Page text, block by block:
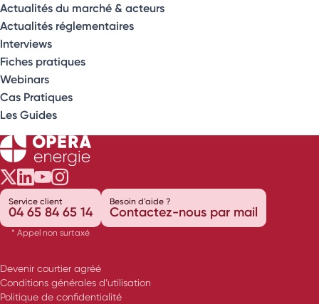
Actualités du marché & acteurs
Actualités réglementaires
Interviews
Fiches pratiques
Webinars
Cas Pratiques
Les Guides
Opéra Énergie sur Twitter
Opéra Énergie sur LinkedIn
Opéra Énergie sur Youtube
Opéra Énergie sur Instagram
Service client
04 65 84 65 14
* Appel non surtaxé
Besoin d'aide ?
Contactez-nous par mail
Devenir courtier agréé
Conditions générales d’utilisation
Politique de confidentialité